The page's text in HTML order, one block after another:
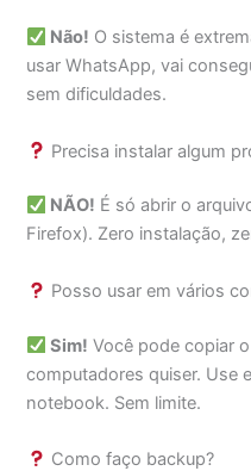
Não! O sistema é
usar WhatsApp, vai
sem dificuldades.
Precisa instalar algum
NÃO! É só abrir o
Firefox). Zero instalação,
Posso usar em vários
Sim! Você pode copiar
computadores quiser. Use
notebook. Sem limite.
Como faço backup?